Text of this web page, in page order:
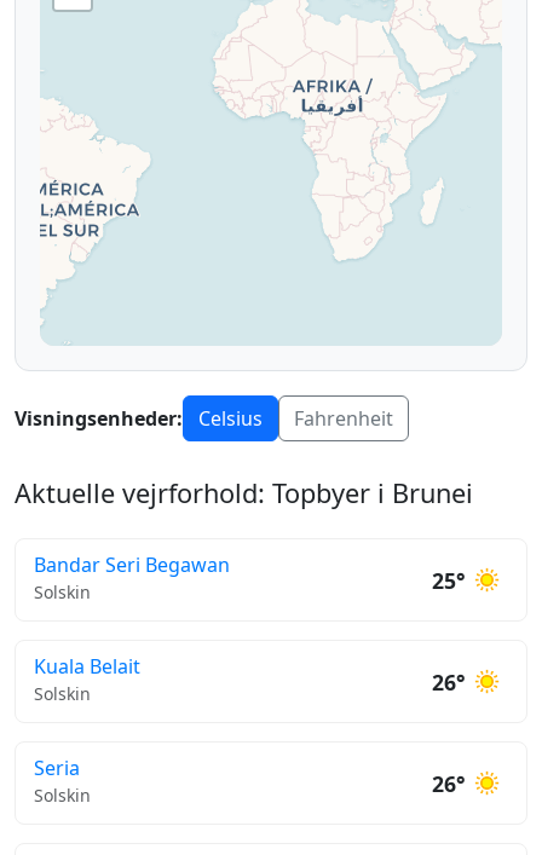
Visningsenheder: Celsius Fahrenheit
Aktuelle vejrforhold: Topbyer i Brunei
Bandar Seri Begawan
Solskin 25°
Kuala Belait
Solskin 26°
Seria
Solskin 26°